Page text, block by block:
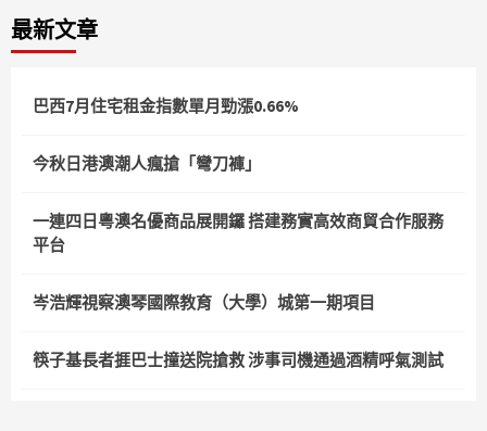
最新文章
巴西7月住宅租金指數單月勁漲0.66%
今秋日港澳潮人瘋搶「彎刀褲」
一連四日粵澳名優商品展開鑼 搭建務實高效商貿合作服務
平台
岑浩輝視察澳琴國際教育（大學）城第一期項目
筷子基長者捱巴士撞送院搶救 涉事司機通過酒精呼氣測試